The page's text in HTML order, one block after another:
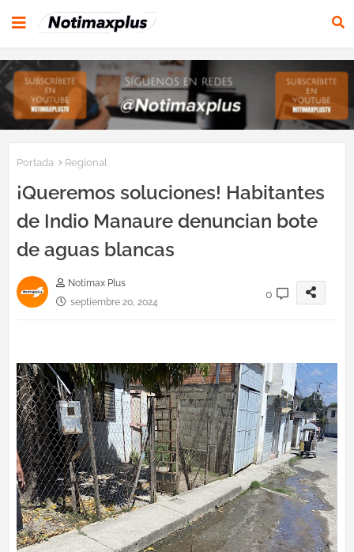
Portada Regional
¡Queremos soluciones! Habitantes
de Indio Manaure denuncian bote
de aguas blancas
Notimax Plus
septiembre 20, 2024
0